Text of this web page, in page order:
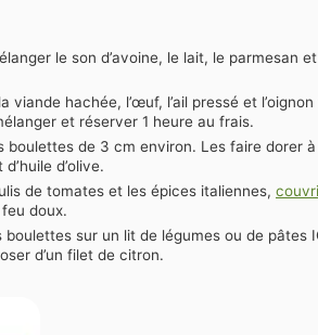
le son d’avoine, le lait, le parmesan
viande hachée, l’œuf, l’ail pressé et
et réserver 1 heure au frais.
boulettes de 3 cm environ. Les faire dorer à
d’olive.
de tomates et les épices italiennes,
doux.
boulettes sur un lit de légumes ou de pâtes
d’un filet de citron.